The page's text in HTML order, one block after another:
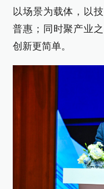
以场景为载体，以
普惠；同时聚产业
创新更简单。